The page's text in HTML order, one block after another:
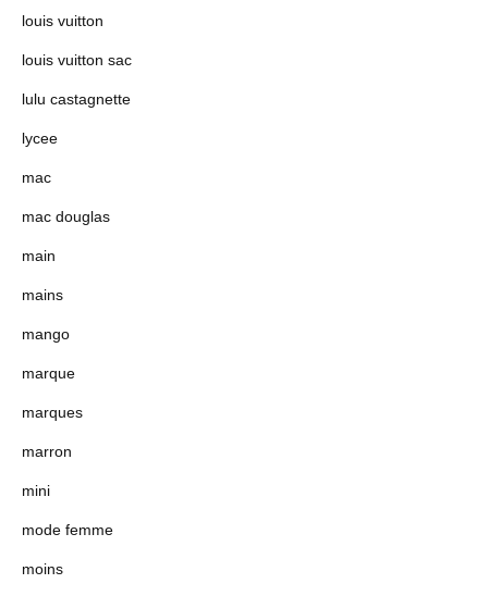
louis vuitton
louis vuitton sac
lulu castagnette
lycee
mac
mac douglas
main
mains
mango
marque
marques
marron
mini
mode femme
moins